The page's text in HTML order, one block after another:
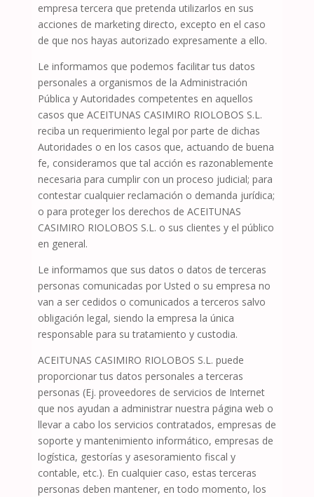
empresa tercera que pretenda utilizarlos en sus
acciones de marketing directo, excepto en el caso
de que nos hayas autorizado expresamente a ello.
Le informamos que podemos facilitar tus datos
personales a organismos de la Administración
Pública y Autoridades competentes en aquellos
casos que ACEITUNAS CASIMIRO RIOLOBOS S.L.
reciba un requerimiento legal por parte de dichas
Autoridades o en los casos que, actuando de buena
fe, consideramos que tal acción es razonablemente
necesaria para cumplir con un proceso judicial; para
contestar cualquier reclamación o demanda jurídica;
o para proteger los derechos de ACEITUNAS
CASIMIRO RIOLOBOS S.L. o sus clientes y el público
en general.
Le informamos que sus datos o datos de terceras
personas comunicadas por Usted o su empresa no
van a ser cedidos o comunicados a terceros salvo
obligación legal, siendo la empresa la única
responsable para su tratamiento y custodia.
ACEITUNAS CASIMIRO RIOLOBOS S.L. puede
proporcionar tus datos personales a terceras
personas (Ej. proveedores de servicios de Internet
que nos ayudan a administrar nuestra página web o
llevar a cabo los servicios contratados, empresas de
soporte y mantenimiento informático, empresas de
logística, gestorías y asesoramiento fiscal y
contable, etc.). En cualquier caso, estas terceras
personas deben mantener, en todo momento, los